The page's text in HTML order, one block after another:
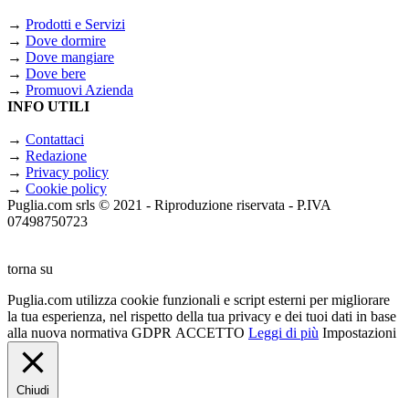
→ Prodotti e Servizi
→ Dove dormire
→ Dove mangiare
→ Dove bere
→ Promuovi Azienda
INFO UTILI
→ Contattaci
→ Redazione
→ Privacy policy
→ Cookie policy
Puglia.com srls © 2021 - Riproduzione riservata - P.IVA
07498750723
torna su
Puglia.com utilizza cookie funzionali e script esterni per migliorare
la tua esperienza, nel rispetto della tua privacy e dei tuoi dati in base
alla nuova normativa GDPR ACCETTO Leggi di più Impostazioni
Chiudi